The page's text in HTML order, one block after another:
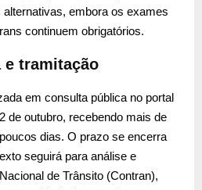
embora os exames
continuem obrigatórios.
e tramitação
em consulta pública no portal
de outubro, recebendo mais de
dias. O prazo se encerra
seguirá para análise e
de Trânsito (Contran),